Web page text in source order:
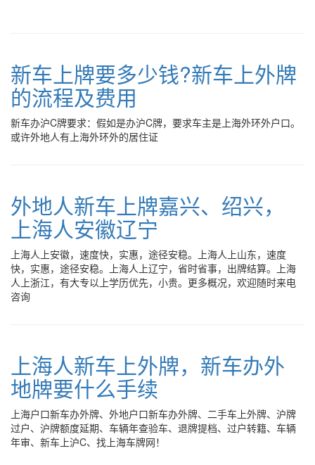
新车上牌要多少钱?新车上外牌
的流程及费用
新车办沪C牌要求：假如是办沪C牌，要求车主是上海外环外户口。
或许外地人有上海外环外的居住证
外地人新车上牌嘉兴、绍兴，
上海人安徽辽宁
上海人上安徽，速度快，实惠，途径安稳。上海人上山东，速度
快，实惠，途径安稳。上海人上辽宁，省时省事，出牌结算。上海
人上浙江，有大专以上学历优先，小贵。更多概况，欢迎随时来电
咨询
上海人新车上外牌，新车办外
地牌要什么手续
上海户口新车办外牌、外地户口新车办外牌、二手车上外牌、沪牌
过户、沪牌额度延期、车辆年查验车、退牌提档、过户转籍、车辆
年审、新车上沪C、找上海车牌网！